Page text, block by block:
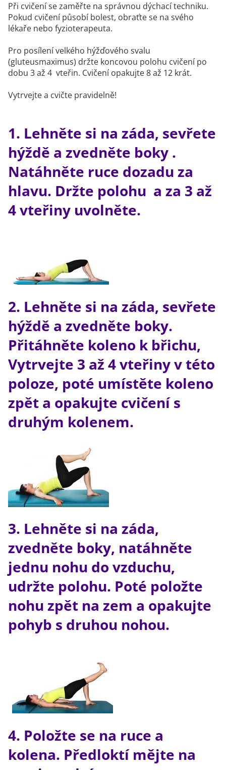
Při cvičení se zaměřte na správnou dýchací techniku.
Pokud cvičení působí bolest, obraťte se na svého
lékaře nebo fyzioterapeuta.
Pro posílení velkého hýžďového svalu
(gluteusmaximus) držte koncovou polohu cvičení po
dobu 3 až 4 vteřin. Cvičení opakujte 8 až 12 krát.
Vytrvejte a cvičte pravidelně!
1. Lehněte si na záda, sevřete
hýždě a zvedněte boky .
Natáhněte ruce dozadu za
hlavu. Držte polohu a za 3 až
4 vteřiny uvolněte.
2. Lehněte si na záda, sevřete
hýždě a zvedněte boky.
Přitáhněte koleno k břichu,
Vytrvejte 3 až 4 vteřiny v této
poloze, poté umístěte koleno
zpět a opakujte cvičení s
druhým kolenem.
3. Lehněte si na záda,
zvedněte boky, natáhněte
jednu nohu do vzduchu,
udržte polohu. Poté položte
nohu zpět na zem a opakujte
pohyb s druhou nohou.
4. Položte se na ruce a
kolena. Předloktí mějte na